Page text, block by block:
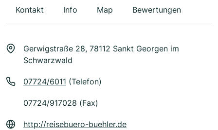
Kontakt Info Map Bewertungen
Gerwigstraße 28, 78112 Sankt Georgen im
Schwarzwald
07724/6011 (Telefon)
07724/917028 (Fax)
http://reisebuero-buehler.de